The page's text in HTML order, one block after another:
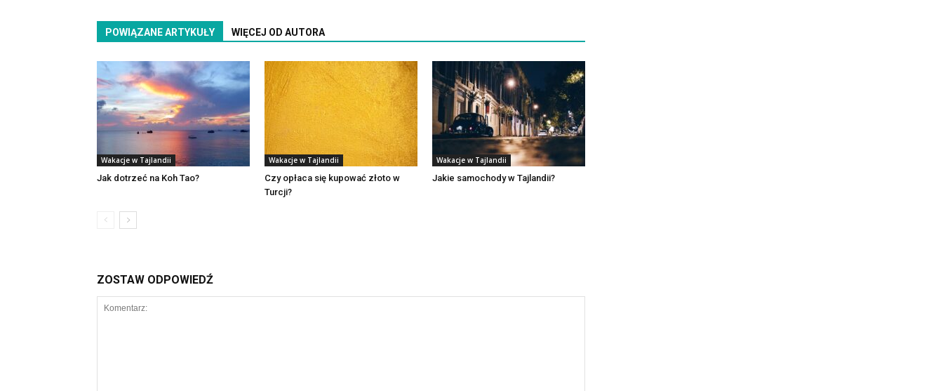
POWIĄZANE ARTYKUŁY WIĘCEJ OD AUTORA
Wakacje w Tajlandii
Jak dotrzeć na Koh Tao?
Wakacje w Tajlandii
Czy opłaca się kupować złoto w
Turcji?
Wakacje w Tajlandii
Jakie samochody w Tajlandii?
ZOSTAW ODPOWIEDŹ